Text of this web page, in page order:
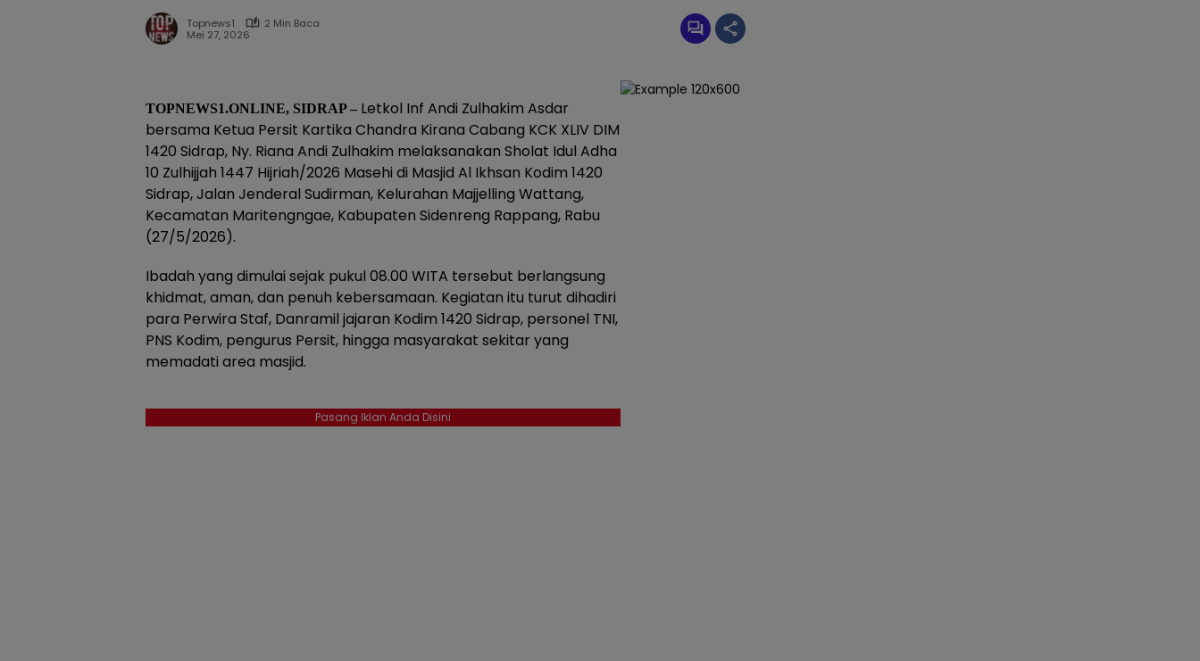
Topnews1
2 Min Baca
Mei 27, 2026
TOPNEWS1.ONLINE, SIDRAP – Letkol Inf Andi Zulhakim Asdar
bersama Ketua Persit Kartika Chandra Kirana Cabang KCK XLIV DIM
1420 Sidrap, Ny. Riana Andi Zulhakim melaksanakan Sholat Idul Adha
10 Zulhijjah 1447 Hijriah/2026 Masehi di Masjid Al Ikhsan Kodim 1420
Sidrap, Jalan Jenderal Sudirman, Kelurahan Majjelling Wattang,
Kecamatan Maritengngae, Kabupaten Sidenreng Rappang, Rabu
(27/5/2026).
Ibadah yang dimulai sejak pukul 08.00 WITA tersebut berlangsung
khidmat, aman, dan penuh kebersamaan. Kegiatan itu turut dihadiri
para Perwira Staf, Danramil jajaran Kodim 1420 Sidrap, personel TNI,
PNS Kodim, pengurus Persit, hingga masyarakat sekitar yang
memadati area masjid.
Pasang Iklan Anda Disini